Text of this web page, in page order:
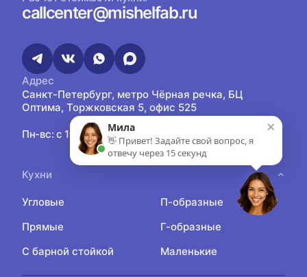
callcenter@mishelfab.ru
Адрес
Санкт-Петербург, метро Чёрная речка, БЦ
Оптима, Торжковская 5, офис 525
Пн-вс: с 10:00 до 21:00
Кухни
Угловые
П-образные
Прямые
Г-образные
С барной стойкой
Маленькие
×
Мила
👋 Привет! Задайте свой вопрос, я
отвечу через 15 секунд